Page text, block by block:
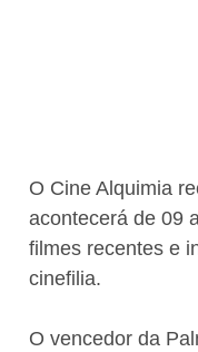
O Cine Alquimia
acontecerá de 09
filmes recentes e
cinefilia.
O vencedor da